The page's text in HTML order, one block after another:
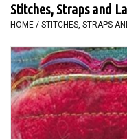
SCHILDEREN
TEXTIEL
WORKSHOPS
SPECIALS
Stitches, Straps and
HOME / STITCHES, STRAPS